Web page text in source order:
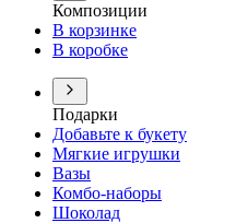
Композиции
В корзинке
В коробке
Подарки
Добавьте к букету
Мягкие игрушки
Вазы
Комбо-наборы
Шоколад